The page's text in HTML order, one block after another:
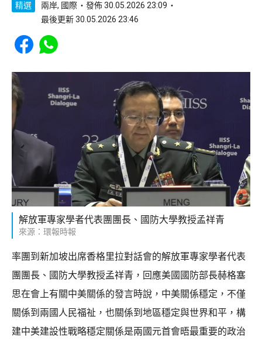
精選 兩岸, 國際
發佈 30.05.2026 23:09
最後更新 30.05.2026 23:46
Share to Facebook
Share to WhatsApp
解放軍專家學者代表團團長、國防大學教授孟祥青
來源：環報時報
率團到新加坡出席香格里拉對話會的解放軍專家學者代表
團團長、國防大學教授孟祥青，回應美國國防部長赫格塞
思在會上有關中美關係的發言時說，中美關係穩定，不僅
關係到兩國人民福祉，也關係到地區穩定與世界和平，構
建中美建設性戰略穩定關係是兩國元首會晤最重要的政治